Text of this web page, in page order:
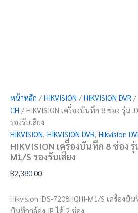
หน้าหลัก / HIKVISION / HIKVISION DVR /
CH / HIKVISION เครื่องบันทึก 8 ช่อง รุ่น
รองรับเสียง
HIKVISION, HIKVISION DVR, Hikvision
HIKVISION เครื่องบันทึก 8 ช่อง
M1/S รองรับเสียง
฿2,380.00
Hikvision iDS-7208HQHI-M1/S เครื่องบั
บันทึกกล้อง IP ได้ 2 ช่อง